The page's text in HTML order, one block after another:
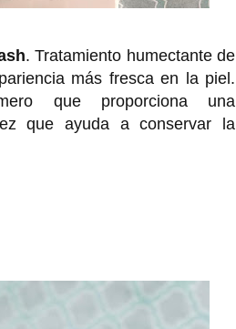
. Tratamiento humectante de
más fresca en la piel.
que proporciona una
que ayuda a conservar la